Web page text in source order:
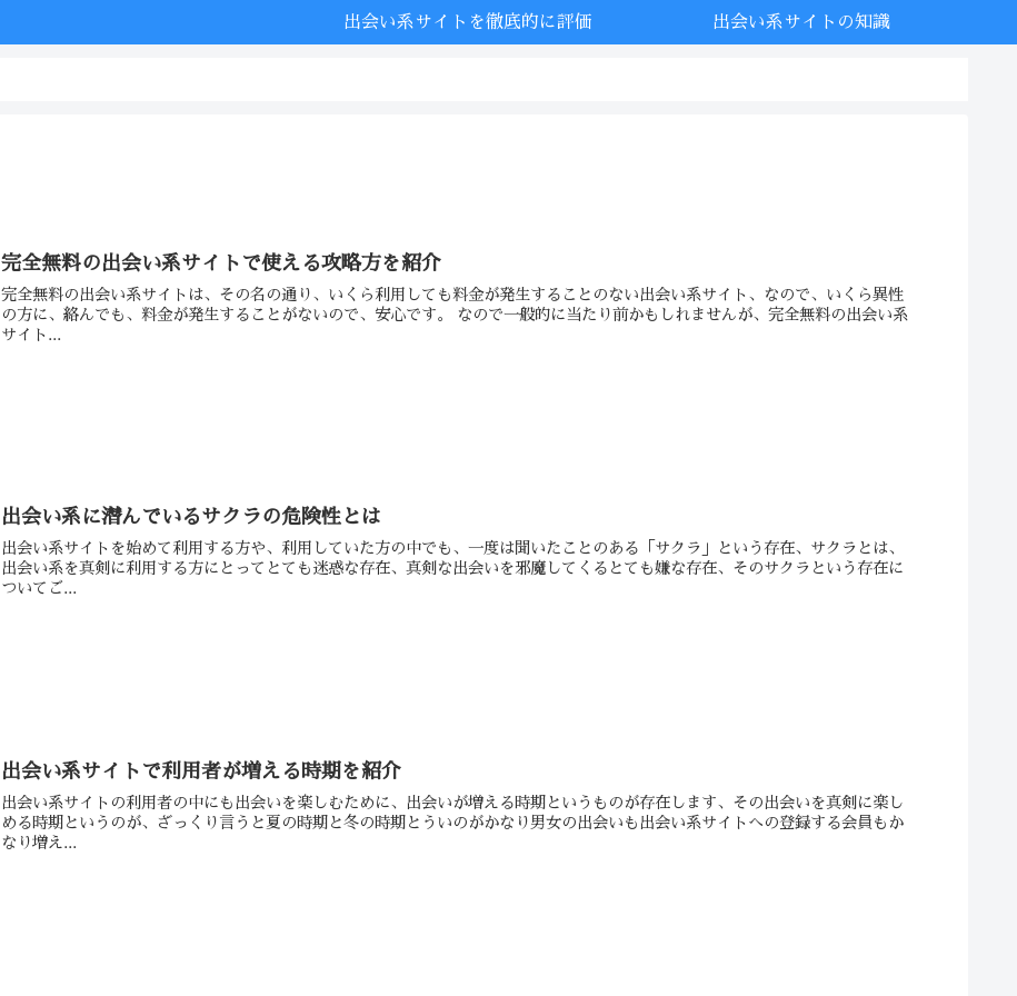
出会い系サイトを徹底的に評価 出会い系サイトの知識
完全無料の出会い系サイトで使える攻略方を紹介
完全無料の出会い系サイトは、その名の通り、いくら利用しても料金が発生することのない出会い系サイト、なので、いくら異性
の方に、絡んでも、料金が発生することがないので、安心です。 なので一般的に当たり前かもしれませんが、完全無料の出会い系
サイト...
出会い系に潜んでいるサクラの危険性とは
出会い系サイトを始めて利用する方や、利用していた方の中でも、一度は聞いたことのある「サクラ」という存在、サクラとは、
出会い系を真剣に利用する方にとってとても迷惑な存在、真剣な出会いを邪魔してくるとても嫌な存在、そのサクラという存在に
ついてご...
出会い系サイトで利用者が増える時期を紹介
出会い系サイトの利用者の中にも出会いを楽しむために、出会いが増える時期というものが存在します、その出会いを真剣に楽し
める時期というのが、ざっくり言うと夏の時期と冬の時期とういのがかなり男女の出会いも出会い系サイトへの登録する会員もか
なり増え...